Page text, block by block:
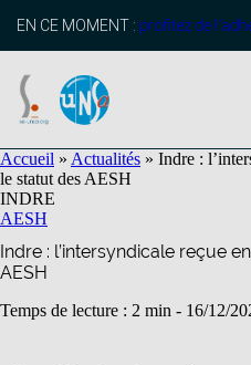
principal
EN CE MOMENT : profitez de
Accueil » Actualités » Indre :
le statut des AESH
INDRE
AESH
Indre : l’intersyndicale reçue
AESH
Temps de lecture : 2 min - 16/12/